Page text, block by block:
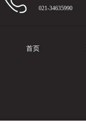
021-34635990
首页